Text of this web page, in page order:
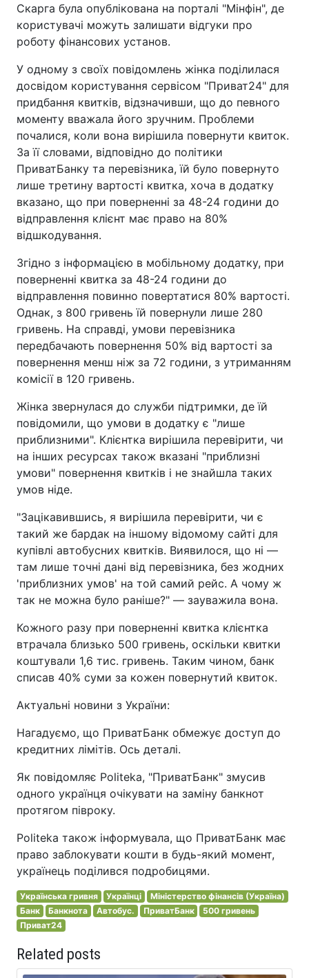
Скарга була опублікована на порталі "Мінфін", де
користувачі можуть залишати відгуки про
роботу фінансових установ.
У одному з своїх повідомлень жінка поділилася
досвідом користування сервісом "Приват24" для
придбання квитків, відзначивши, що до певного
моменту вважала його зручним. Проблеми
почалися, коли вона вирішила повернути квиток.
За її словами, відповідно до політики
ПриватБанку та перевізника, їй було повернуто
лише третину вартості квитка, хоча в додатку
вказано, що при поверненні за 48-24 години до
відправлення клієнт має право на 80%
відшкодування.
Згідно з інформацією в мобільному додатку, при
поверненні квитка за 48-24 години до
відправлення повинно повертатися 80% вартості.
Однак, з 800 гривень їй повернули лише 280
гривень. На справді, умови перевізника
передбачають повернення 50% від вартості за
повернення менш ніж за 72 години, з утриманням
комісії в 120 гривень.
Жінка звернулася до служби підтримки, де їй
повідомили, що умови в додатку є "лише
приблизними". Клієнтка вирішила перевірити, чи
на інших ресурсах також вказані "приблизні
умови" повернення квитків і не знайшла таких
умов ніде.
"Зацікавившись, я вирішила перевірити, чи є
такий же бардак на іншому відомому сайті для
купівлі автобусних квитків. Виявилося, що ні —
там лише точні дані від перевізника, без жодних
'приблизних умов' на той самий рейс. А чому ж
так не можна було раніше?" — зауважила вона.
Кожного разу при поверненні квитка клієнтка
втрачала близько 500 гривень, оскільки квитки
коштували 1,6 тис. гривень. Таким чином, банк
списав 40% суми за кожен повернутий квиток.
Актуальні новини з України:
Нагадуємо, що ПриватБанк обмежує доступ до
кредитних лімітів. Ось деталі.
Як повідомляє Politeka, "ПриватБанк" змусив
одного українця очікувати на заміну банкнот
протягом півроку.
Politeka також інформувала, що ПриватБанк має
право заблокувати кошти в будь-який момент,
українець поділився подробицями.
Українська гривня Українці
Міністерство фінансів (Україна)
Банк
Банкнота Автобус. ПриватБанк
500 гривень
Приват24
Related posts